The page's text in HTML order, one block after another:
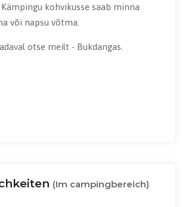
kohvikusse saab minna
või napsu võtma.
otse meilt - Bukdangas.
(Im campingbereich)